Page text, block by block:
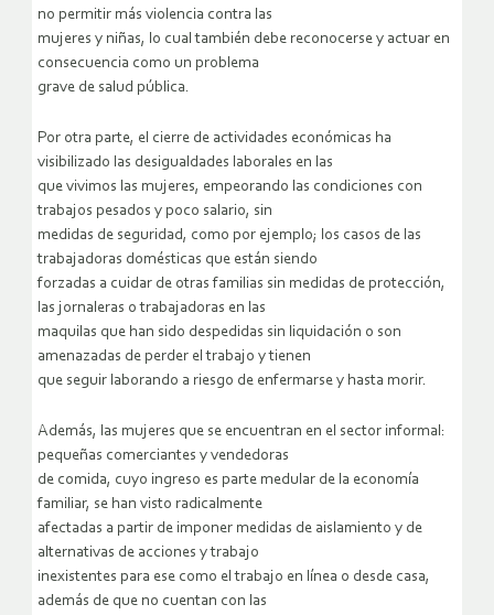
no permitir más violencia contra las
mujeres y niñas, lo cual también debe reconocerse y actuar en
consecuencia como un problema
grave de salud pública.
Por otra parte, el cierre de actividades económicas ha
visibilizado las desigualdades laborales en las
que vivimos las mujeres, empeorando las condiciones con
trabajos pesados y poco salario, sin
medidas de seguridad, como por ejemplo; los casos de las
trabajadoras domésticas que están siendo
forzadas a cuidar de otras familias sin medidas de protección,
las jornaleras o trabajadoras en las
maquilas que han sido despedidas sin liquidación o son
amenazadas de perder el trabajo y tienen
que seguir laborando a riesgo de enfermarse y hasta morir.
Además, las mujeres que se encuentran en el sector informal:
pequeñas comerciantes y vendedoras
de comida, cuyo ingreso es parte medular de la economía
familiar, se han visto radicalmente
afectadas a partir de imponer medidas de aislamiento y de
alternativas de acciones y trabajo
inexistentes para ese como el trabajo en línea o desde casa,
además de que no cuentan con las